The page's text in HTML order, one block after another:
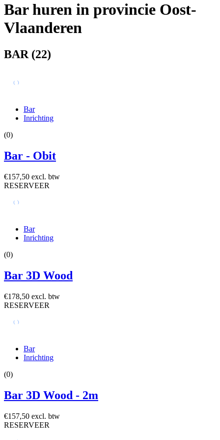
Bar huren in provincie Oost-
Vlaanderen
BAR (22)
Bar
Inrichting
(0)
Bar - Obit
€157,50 excl. btw
RESERVEER
Bar
Inrichting
(0)
Bar 3D Wood
€178,50 excl. btw
RESERVEER
Bar
Inrichting
(0)
Bar 3D Wood - 2m
€157,50 excl. btw
RESERVEER